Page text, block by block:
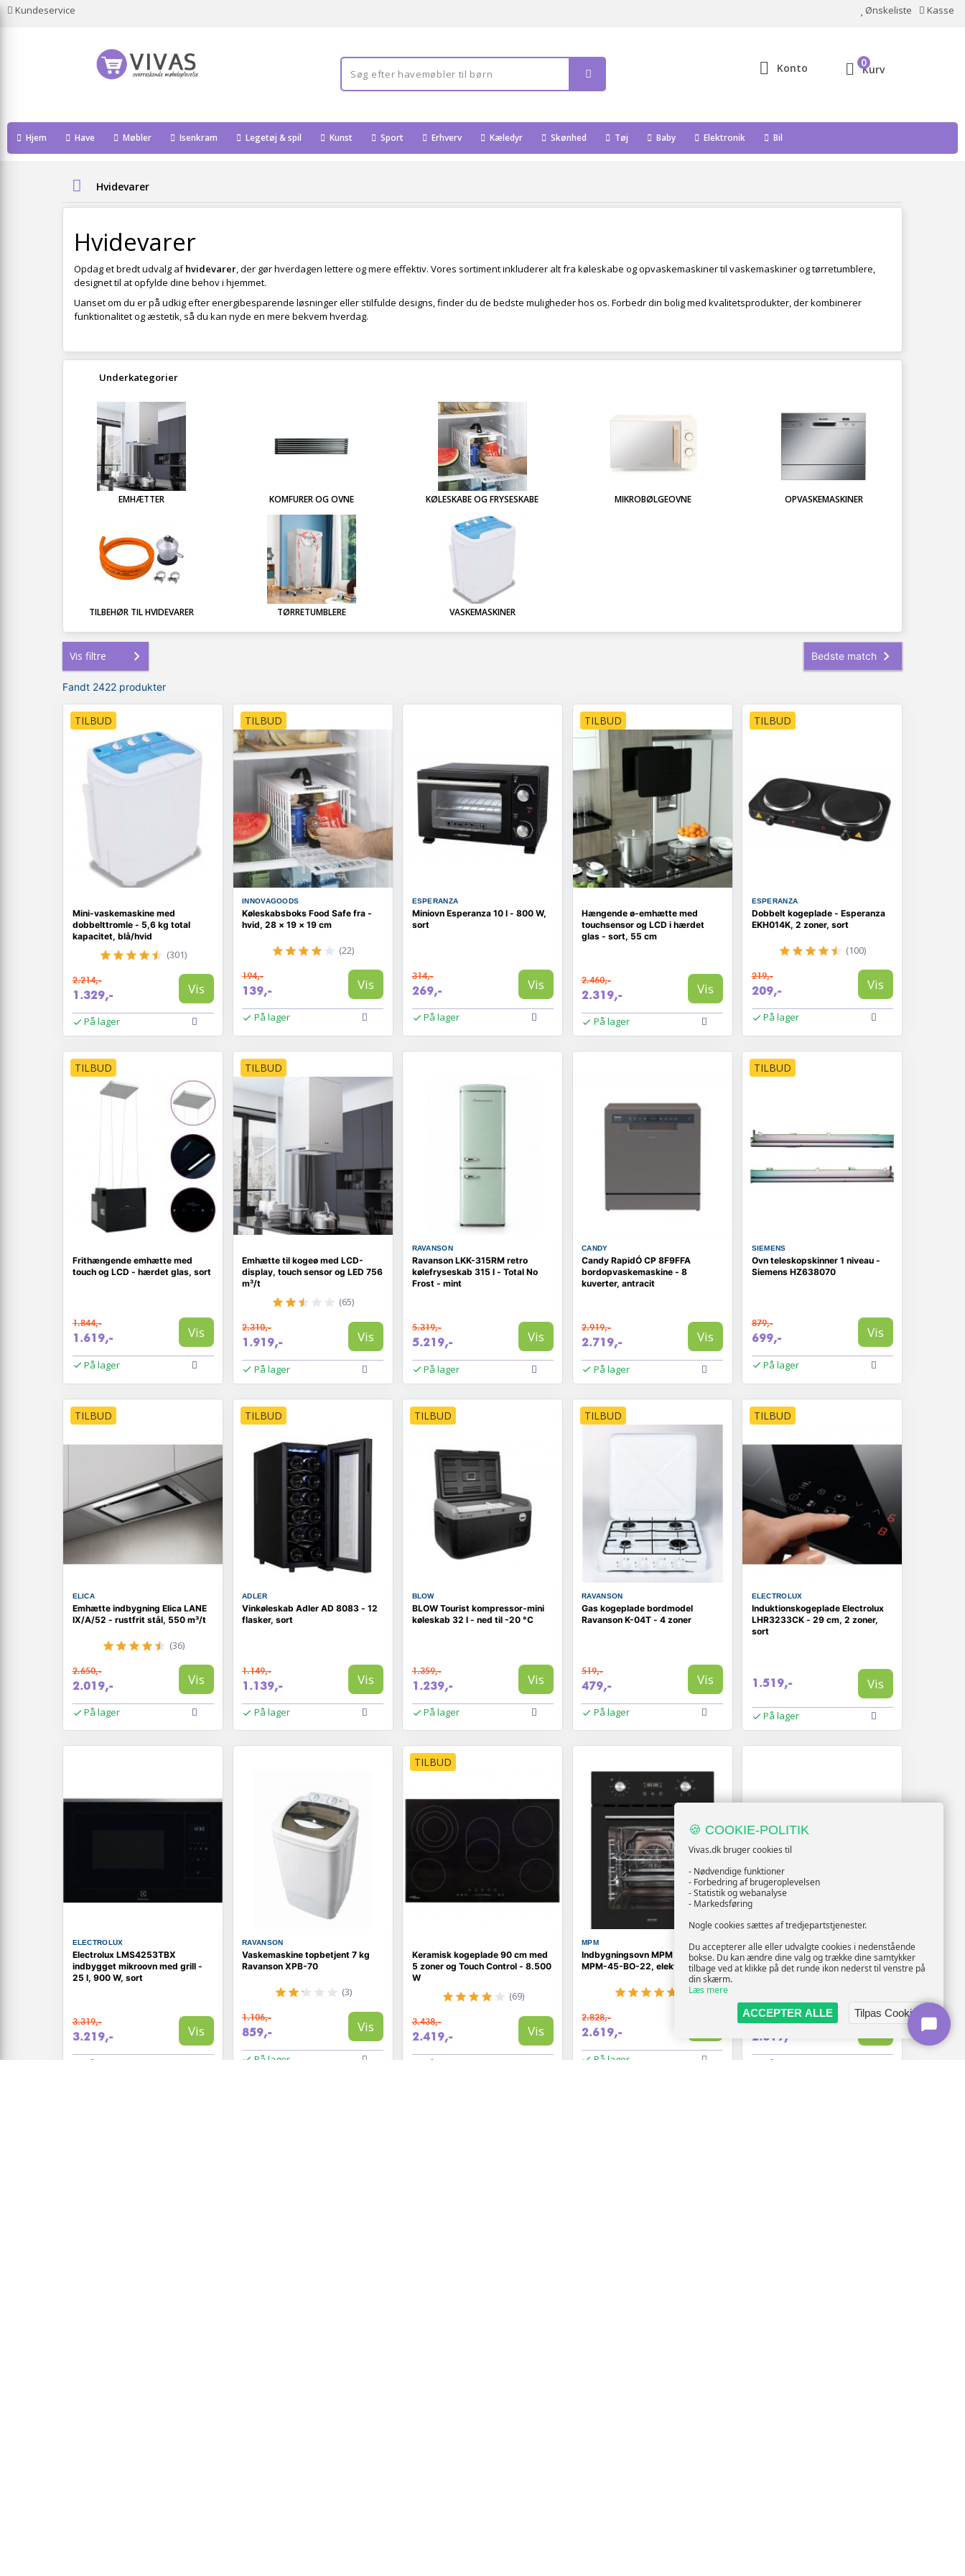
Kundeservice Ønskeliste Kasse
Konto Kurv
0
Hjem Have Møbler Isenkram Legetøj & spil Kunst Sport Erhverv Kæledyr Skønhed Tøj Baby Elektronik Bil
Hvidevarer
Hvidevarer
Opdag et bredt udvalg afhvidevarer, der gør hverdagen lettere og mere effektiv. Vores sortiment inkluderer alt fra køleskabe og opvaskemaskiner til vaskemaskiner og tørretumblere,
designet til at opfylde dine behov i hjemmet.
Uanset om du er på udkig efter energibesparende løsninger eller stilfulde designs, finder du de bedste muligheder hos os. Forbedr din bolig med kvalitetsprodukter, der kombinerer
funktionalitet og æstetik, så du kan nyde en mere bekvem hverdag.
Underkategorier
EMHÆTTER KOMFURER OG OVNE KØLESKABE OG FRYSESKABE MIKROBØLGEOVNE OPVASKEMASKINER
TILBEHØR TIL HVIDEVARER TØRRETUMBLERE VASKEMASKINER
Vis filtre
Fandt 2422 produkter
TILBUD
Mini-vaskemaskine med
dobbelttromle - 5,6 kg total
kapacitet, blå/hvid
(301)
2.214,-
1.329,- Vis
På lager
TILBUD
INNOVAGOODS
Køleskabsboks Food Safe fra -
hvid, 28 × 19 × 19 cm
(22)
194,-
139,- Vis
På lager
ESPERANZA
Miniovn Esperanza 10 l - 800 W,
sort
314,-
269,- Vis
På lager
TILBUD
Hængende ø-emhætte med
touchsensor og LCD i hærdet
glas - sort, 55 cm
2.460,-
2.319,- Vis
På lager
TILBUD
ESPERANZA
Dobbelt kogeplade - Esperanza
EKH014K, 2 zoner, sort
(100)
219,-
209,- Vis
På lager
TILBUD
Frithængende emhætte med
touch og LCD - hærdet glas, sort
1.844,-
1.619,- Vis
På lager
TILBUD
Emhætte til kogeø med LCD-
display, touch sensor og LED 756
m³/t
(65)
2.310,-
1.919,- Vis
På lager
RAVANSON
Ravanson LKK-315RM retro
kølefryseskab 315 l - Total No
Frost - mint
5.319,-
5.219,- Vis
På lager
CANDY
Candy RapidÓ CP 8F9FFA
bordopvaskemaskine - 8
kuverter, antracit
2.919,-
2.719,- Vis
På lager
TILBUD
SIEMENS
Ovn teleskopskinner 1 niveau -
Siemens HZ638070
879,-
699,- Vis
På lager
TILBUD
ELICA
Emhætte indbygning Elica LANE
IX/A/52 - rustfrit stål, 550 m³/t
(36)
2.650,-
2.019,- Vis
På lager
TILBUD
ADLER
Vinkøleskab Adler AD 8083 - 12
flasker, sort
1.149,-
1.139,- Vis
På lager
TILBUD
BLOW
BLOW Tourist kompressor-mini
køleskab 32 l - ned til -20 °C
1.359,-
1.239,- Vis
På lager
TILBUD
RAVANSON
Gas kogeplade bordmodel
Ravanson K-04T - 4 zoner
519,-
479,- Vis
På lager
TILBUD
ELECTROLUX
Induktionskogeplade Electrolux
LHR3233CK - 29 cm, 2 zoner,
sort
1.519,- Vis
På lager
ELECTROLUX
Electrolux LMS4253TBX
indbygget mikroovn med grill -
25 l, 900 W, sort
3.319,-
3.219,- Vis
På lager
RAVANSON
Vaskemaskine topbetjent 7 kg
Ravanson XPB-70
(3)
1.106,-
859,- Vis
På lager
TILBUD
Keramisk kogeplade 90 cm med
5 zoner og Touch Control - 8.500
W
(69)
3.438,-
2.419,- Vis
På lager
MPM
Indbygningsovn MPM 45 cm -
MPM-45-BO-22, elektrisk, 50 l
(8)
2.828,-
2.619,-
På lager
LIN
Induktionskogeplade LIN LI-
B57235 90 cm - 7.200 W, 5
2.784,-
2.619,-
På lager
🍪 COOKIE-POLITIK
Vivas.dk bruger cookies til
- Nødvendige funktioner
- Forbedring af brugeroplevelsen
- Statistik og webanalyse
- Markedsføring
Nogle cookies sættes af tredjepartstjenester.
Du accepterer alle eller udvalgte cookies i nedenstående
bokse. Du kan ændre dine valg og trække dine samtykker
tilbage ved at klikke på det runde ikon nederst til venstre på
din skærm.
Læs mere
ACCEPTER ALLE
Tilpas Cookies